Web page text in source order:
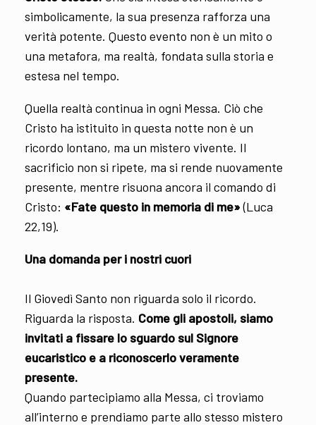
simbolicamente, la sua presenza rafforza una
verità potente. Questo evento non è un mito o
una metafora, ma realtà, fondata sulla storia e
estesa nel tempo.
Quella realtà continua in ogni Messa. Ciò che
Cristo ha istituito in questa notte non è un
ricordo lontano, ma un mistero vivente. Il
sacrificio non si ripete, ma si rende nuovamente
presente, mentre risuona ancora il comando di
Cristo: «Fate questo in memoria di me»(Luca
22,19).
Una domanda per i nostri cuori
Il Giovedì Santo non riguarda solo il ricordo.
Riguarda la risposta. Come gli apostoli, siamo
invitati a fissare lo sguardo sul Signore
eucaristico e a riconoscerlo veramente
presente.
Quando partecipiamo alla Messa, ci troviamo
all’interno e prendiamo parte allo stesso mistero